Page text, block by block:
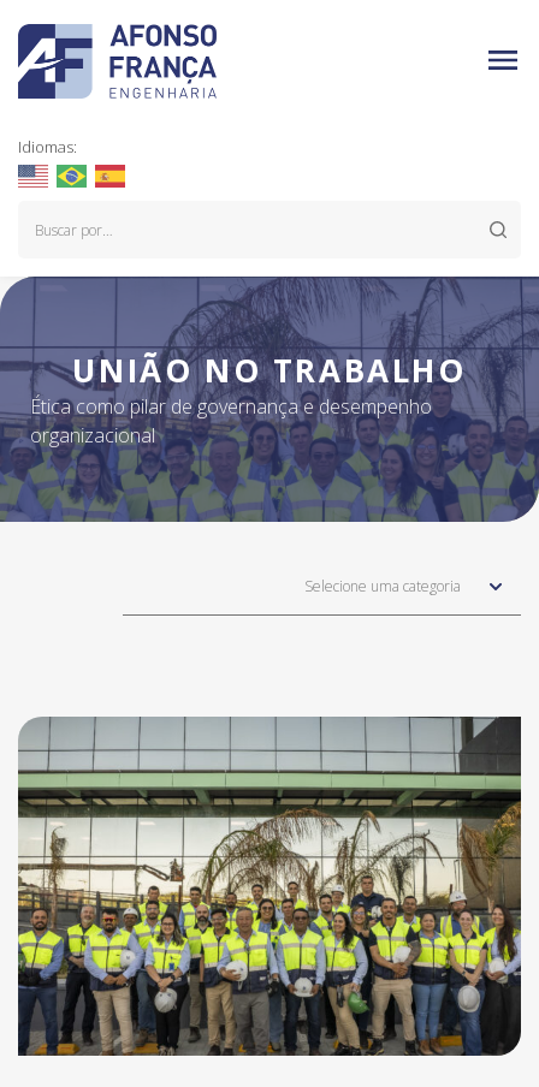
Idiomas:
UNIÃO NO TRABALHO
Ética como pilar de governança e desempenho
organizacional
Selecione uma categoria